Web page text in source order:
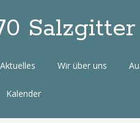
Salzgitter
Aktuelles Wir über uns
Kalender